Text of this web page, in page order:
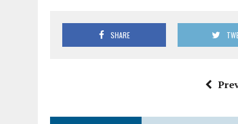
SHARE